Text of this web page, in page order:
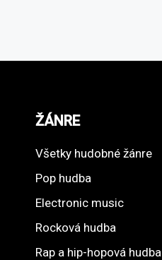
ŽÁNRE
Všetky hudobné žánre
Pop hudba
Electronic music
Rocková hudba
Rap a hip-hopová hudba